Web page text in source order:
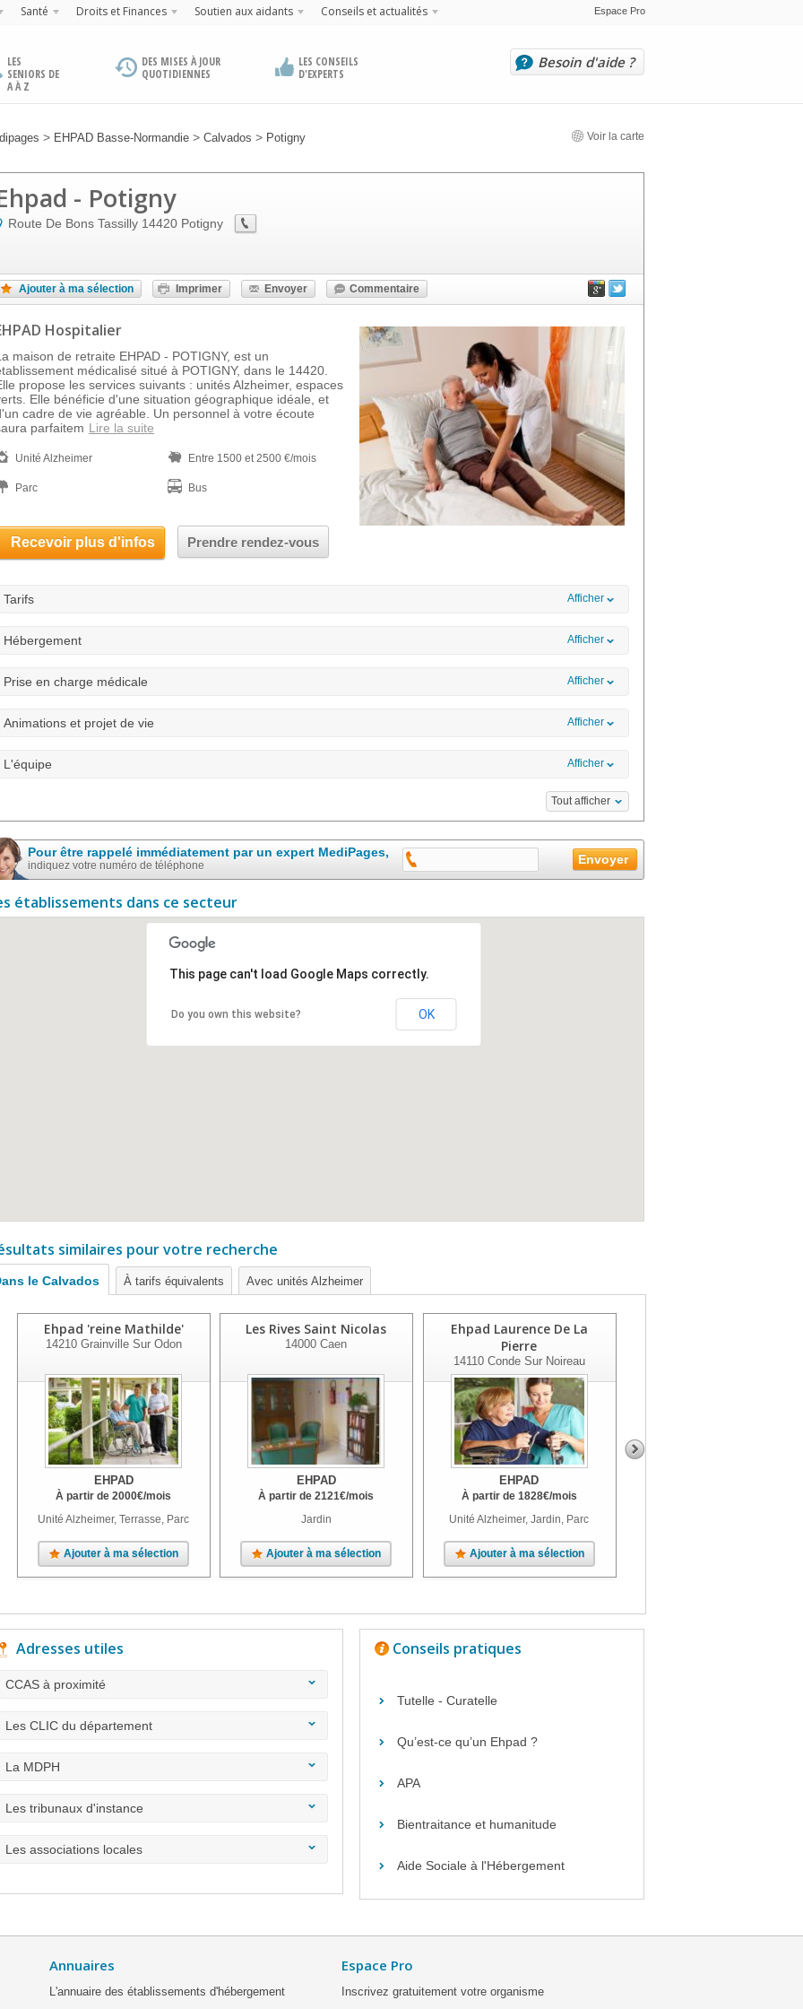
Santé Droits et Finances Soutien aux aidants Conseils et actualités Espace Pro
LES
SENIORS DE
A À Z
DES MISES À JOUR
QUOTIDIENNES
LES CONSEILS
D'EXPERTS
Besoin d'aide ?
> EHPAD Basse-Normandie > Calvados > Potigny Voir la carte
- Potigny
Route De Bons Tassilly 14420 Potigny
Ajouter à ma sélection Imprimer Envoyer Commentaire
Hospitalier
maison de retraite EHPAD - POTIGNY, est un
médicalisé situé à POTIGNY, dans le 14420.
propose les services suivants : unités Alzheimer, espaces
Elle bénéficie d'une situation géographique idéale, et
cadre de vie agréable. Un personnel à votre écoute
parfaitem Lire la suite
Unité Alzheimer Entre 1500 et 2500 €/mois
Parc Bus
Recevoir plus d'infos Prendre rendez-vous
Tarifs Afficher
Hébergement Afficher
Prise en charge médicale Afficher
Animations et projet de vie Afficher
L'équipe Afficher
Tout afficher
Pour être rappelé immédiatement par un expert MediPages,
indiquez votre numéro de téléphone
établissements dans ce secteur
This page can't load Google Maps correctly.
Do you own this website? OK
similaires pour votre recherche
le Calvados À tarifs équivalents Avec unités Alzheimer
Ehpad 'reine Mathilde'
14210Grainville Sur Odon
EHPAD
À partir de 2000€/mois
Unité Alzheimer, Terrasse, Parc
Ajouter à ma sélection
Les Rives Saint Nicolas
14000 Caen
EHPAD
À partir de2121€/mois
Jardin
Ajouter à ma sélection
Ehpad Laurence De La
Pierre
14110Conde Sur Noireau
EHPAD
À partir de 1828€/mois
Unité Alzheimer, Jardin, Parc
Ajouter à ma sélection
Adresses utiles
CCAS à proximité
Les CLIC du département
La MDPH
Les tribunaux d'instance
Les associations locales
Conseils pratiques
Tutelle - Curatelle
Qu’est-ce qu’un Ehpad ?
APA
Bientraitance et humanitude
Aide Sociale à l'Hébergement
Annuaires
L'annuaire des établissements d'hébergement
Espace Pro
Inscrivez gratuitement votre organisme